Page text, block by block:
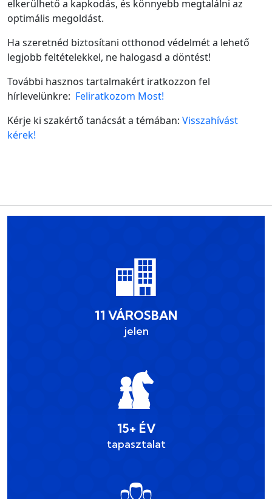
elkerülhető a kapkodás, és könnyebb megtalálni az
optimális megoldást.
Ha szeretnéd biztosítani otthonod védelmét a lehető
legjobb feltételekkel, ne halogasd a döntést!
További hasznos tartalmakért iratkozzon fel
hírlevelünkre: Feliratkozom Most!
Kérje ki szakértő tanácsát a témában: Visszahívást
kérek!
11 VÁROSBAN
jelen
15+ ÉV
tapasztalat